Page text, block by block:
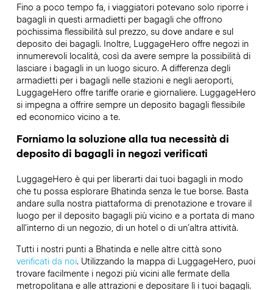
Fino a poco tempo fa, i viaggiatori potevano solo riporre i
bagagli in questi armadietti per bagagli che offrono
pochissima flessibilità sul prezzo, su dove andare e sul
deposito dei bagagli. Inoltre, LuggageHero offre negozi in
innumerevoli località, così da avere sempre la possibilità di
lasciare i bagagli in un luogo sicuro. A differenza degli
armadietti per i bagagli nelle stazioni e negli aeroporti,
LuggageHero offre tariffe orarie e giornaliere. LuggageHero
si impegna a offrire sempre un deposito bagagli flessibile
ed economico vicino a te.
Forniamo la soluzione alla tua necessità di
deposito di bagagli in negozi verificati
LuggageHero è qui per liberarti dai tuoi bagagli in modo
che tu possa esplorare Bhatinda senza le tue borse. Basta
andare sulla nostra piattaforma di prenotazione e trovare il
luogo per il deposito bagagli più vicino e a portata di mano
all’interno di un negozio, di un hotel o di un’altra attività.
Tutti i nostri punti a Bhatinda e nelle altre città sono
verificati da noi. Utilizzando la mappa di LuggageHero, puoi
trovare facilmente i negozi più vicini alle fermate della
metropolitana e alle attrazioni e depositare lì i tuoi bagagli.